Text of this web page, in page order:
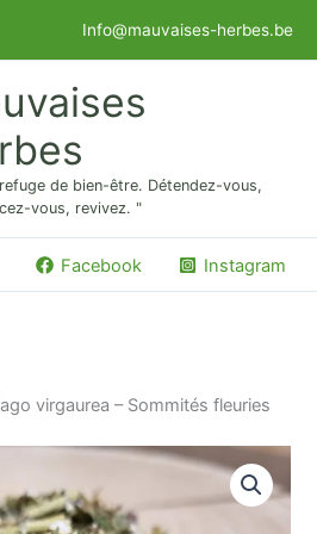
Info@mauvaises-herbes.be
de bien-être. Détendez-vous,
vous, revivez. "
Facebook Instagram
virgaurea – Sommités fleuries